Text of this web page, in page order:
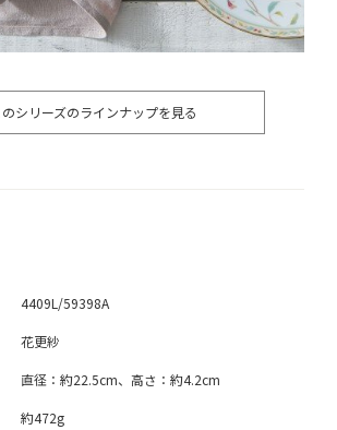
のシリーズのラインナップを見る
4409L/59398A
花更紗
直径：約22.5cm、高さ：約4.2cm
約472g